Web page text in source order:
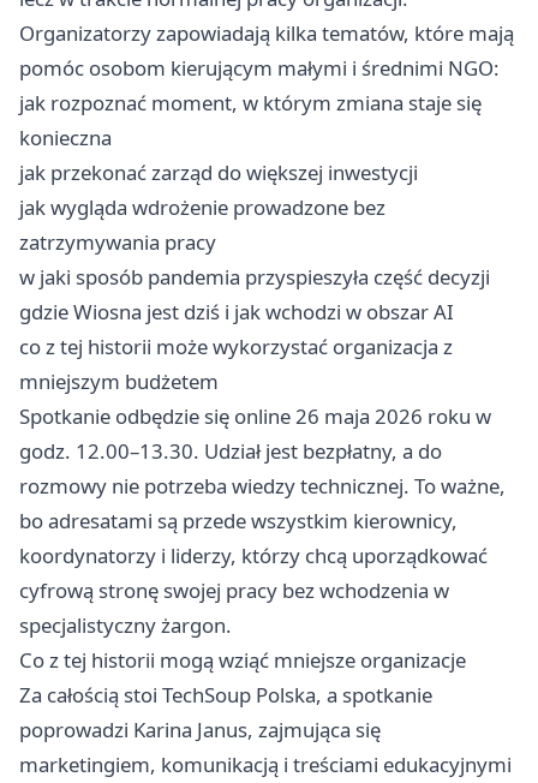
Organizatorzy zapowiadają kilka tematów, które mają
pomóc osobom kierującym małymi i średnimi NGO:
jak rozpoznać moment, w którym zmiana staje się
konieczna
jak przekonać zarząd do większej inwestycji
jak wygląda wdrożenie prowadzone bez
zatrzymywania pracy
w jaki sposób pandemia przyspieszyła część decyzji
gdzie Wiosna jest dziś i jak wchodzi w obszar AI
co z tej historii może wykorzystać organizacja z
mniejszym budżetem
Spotkanie odbędzie się online 26 maja 2026 roku w
godz. 12.00–13.30. Udział jest bezpłatny, a do
rozmowy nie potrzeba wiedzy technicznej. To ważne,
bo adresatami są przede wszystkim kierownicy,
koordynatorzy i liderzy, którzy chcą uporządkować
cyfrową stronę swojej pracy bez wchodzenia w
specjalistyczny żargon.
Co z tej historii mogą wziąć mniejsze organizacje
Za całością stoi TechSoup Polska, a spotkanie
poprowadzi Karina Janus, zajmująca się
marketingiem, komunikacją i treściami edukacyjnymi